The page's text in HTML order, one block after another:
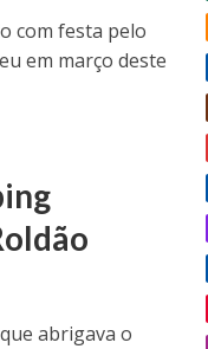
com festa pelo
em março deste
abrigava o